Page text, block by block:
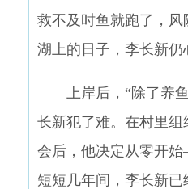
救不及时鱼就跑了，风
湖上的日子，李长新仍
上岸后，“除了养
长新犯了难。在村里组
会后，他决定从零开
短短几年间，李长新